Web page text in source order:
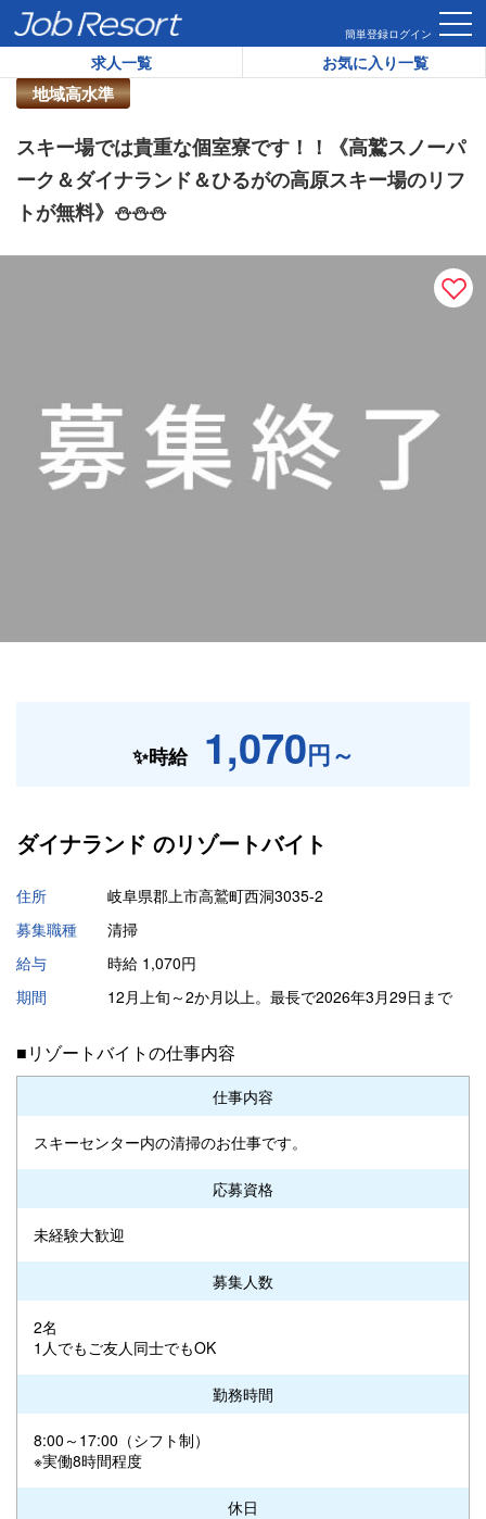
簡単登録ログイン
求人一覧 お気に入り一覧
HOME 求人一覧 スキー場では貴重な個室寮です！！《高鷲
地域高水準
リゾートバイト求人番号：
スキー場では貴重な個室寮です！！《高鷲スノーパ
ーク＆ダイナランド＆ひるがの高原スキー場のリフ
トが無料》⛄⛄⛄
✨時給 1,070円～
ダイナランド のリゾートバイト
住所
岐阜県郡上市高鷲町西洞3035-2
募集職種
清掃
給与
時給 1,070円
期間
12月上旬～2か月以上。最長で2026年3月29日まで
■リゾートバイトの仕事内容
仕事内容
スキーセンター内の清掃のお仕事です。
応募資格
未経験大歓迎
募集人数
2名
1人でもご友人同士でもOK
勤務時間
8:00～17:00（シフト制）
※実働8時間程度
休日